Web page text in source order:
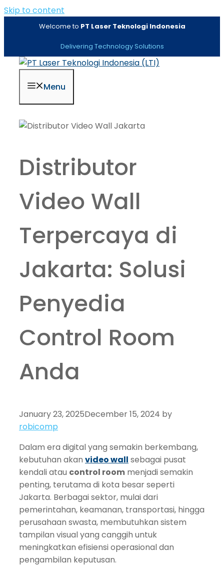
Skip to content
Welcome to PT Laser Teknologi Indonesia
Delivering Technology Solutions
Menu
Distributor
Video Wall
Terpercaya di
Jakarta: Solusi
Penyedia
Control Room
Anda
January 23, 2025December 15, 2024 by
robicomp
Dalam era digital yang semakin berkembang,
kebutuhan akan video wall sebagai pusat
kendali atau control room menjadi semakin
penting, terutama di kota besar seperti
Jakarta. Berbagai sektor, mulai dari
pemerintahan, keamanan, transportasi, hingga
perusahaan swasta, membutuhkan sistem
tampilan visual yang canggih untuk
meningkatkan efisiensi operasional dan
pengambilan keputusan.